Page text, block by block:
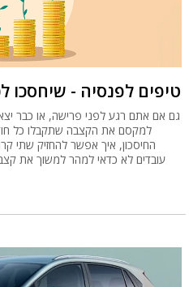
טיפים לפנסיה - שיחסכו
גם אם אתם רגע לפני פרישה, או כבר
למקסם את הקצבה שתקבלו כל
החיסכון, איך אפשר להחזיק שתי
עובדים לא כדאי למהר למשוך את